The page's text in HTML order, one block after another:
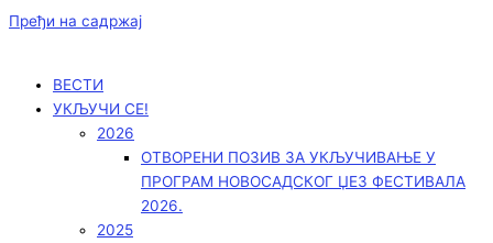
Пређи на садржај
ВЕСТИ
УКЉУЧИ СЕ!
2026
ОТВОРЕНИ ПОЗИВ ЗА УКЉУЧИВАЊЕ У
ПРОГРАМ НОВОСАДСКОГ ЏЕЗ ФЕСТИВАЛА
2026.
2025